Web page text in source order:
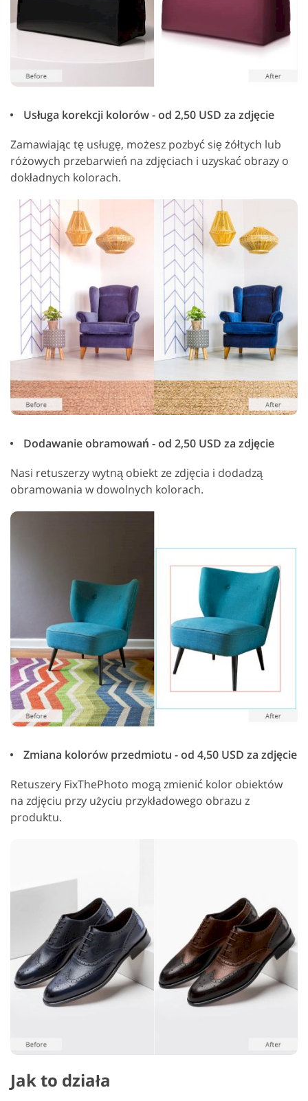
Usługa korekcji kolorów - od 2,50 USD za zdjęcie
Zamawiając tę usługę, możesz pozbyć się żółtych lub
różowych przebarwień na zdjęciach i uzyskać obrazy o
dokładnych kolorach.
Dodawanie obramowań - od 2,50 USD za zdjęcie
Nasi retuszerzy wytną obiekt ze zdjęcia i dodadzą
obramowania w dowolnych kolorach.
Zmiana kolorów przedmiotu - od 4,50 USD za zdjęcie
Retuszery FixThePhoto mogą zmienić kolor obiektów
na zdjęciu przy użyciu przykładowego obrazu z
produktu.
Jak to działa